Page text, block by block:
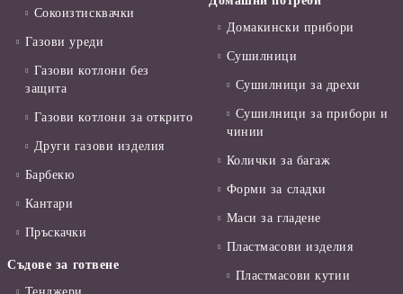
Сокоизтисквачки
Газови уреди
Газови котлони без
защита
Газови котлони за открито
Други газови изделия
Барбекю
Кантари
Пръскачки
Съдове за готвене
Домакински прибори
Сушилници
Сушилници за дрехи
Сушилници за прибори и
чинии
Колички за багаж
Форми за сладки
Маси за гладене
Пластмасови изделия
Пластмасови кутии